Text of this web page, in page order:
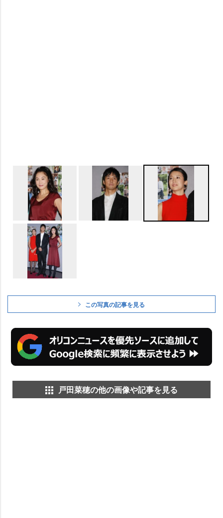
この写真の記事を見る
戸田菜穂の他の画像や記事を見る